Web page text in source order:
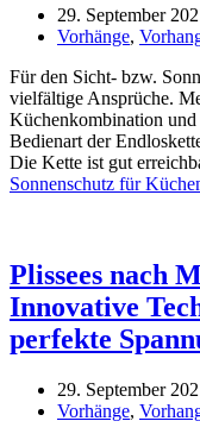
29. September
Vorhänge,
Für den Sicht- bzw.
vielfältige Ansprüche.
Küchenkombination
Bedienart der
Die Kette ist gut
Sonnenschutz für
Plissees nach
Innovative
perfekte
29. September
Vorhänge,